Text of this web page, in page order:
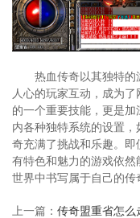
热血传奇以其独特
人心的玩家互动，成为
的一个重要技能，更是
内各种独特系统的设置
奇充满了挑战和乐趣。
有特色和魅力的游戏依
世界中书写属于自己的传
上一篇： 传奇盟重省怎么